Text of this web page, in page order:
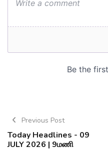
Previous Post
Today Headlines - 09
JULY 2026 | 9மணி